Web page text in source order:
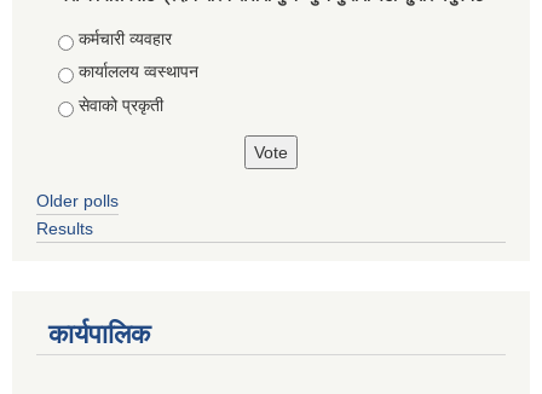
Choices
कर्मचारी व्यवहार
कार्याललय व्वस्थापन
सेवाको प्रकृती
Older polls
Results
कार्यपालिक